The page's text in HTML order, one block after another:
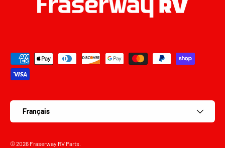
Moyens de paiement acceptés
Langue
Français
© 2026 Fraserway RV Parts